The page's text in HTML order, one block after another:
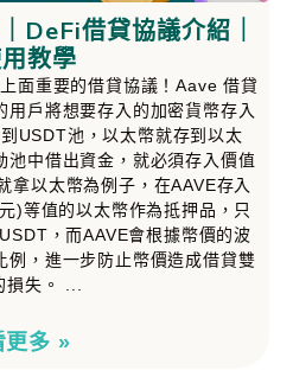
DeFi借貸協議介紹｜
教學
面重要的借貸協議！Aave 借貸
用戶將想要存入的加密貨幣存入
USDT池，以太幣就存到以太
池中借出資金，就必須存入價值
拿以太幣為例子，在AAVE存入
)等值的以太幣作為抵押品，只
，而AAVE會根據幣價的波
例，進一步防止幣價造成借貸雙
損失。
更多 »